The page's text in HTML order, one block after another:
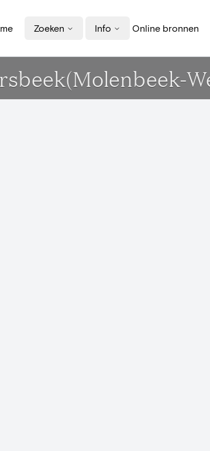
Zoeken Info Online bronnen